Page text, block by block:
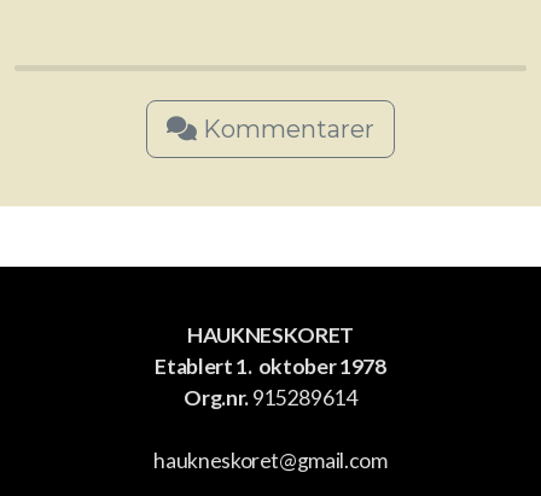
Kommentarer
HAUKNESKORET
Etablert 1. oktober 1978
Org.nr.915289614
haukneskoret@gmail.com